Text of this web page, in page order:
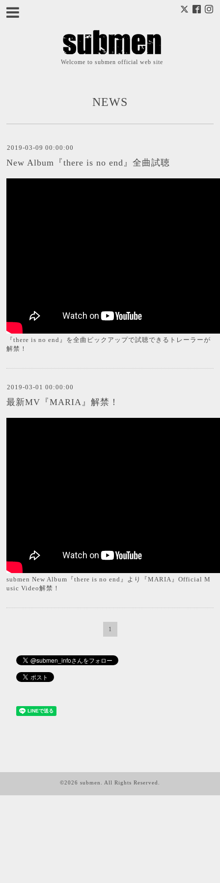
Welcome to submen official web site
NEWS
2019-03-09 00:00:00
New Album『there is no end』全曲試聴
『there is no end』を全曲ピックアップで試聴できるトレーラーが
解禁！
2019-03-01 00:00:00
最新MV『MARIA』解禁！
submen New Album『there is no end』より『MARIA』Official M
usic Video解禁！
1
©2026 submen . All Rights Reserved.